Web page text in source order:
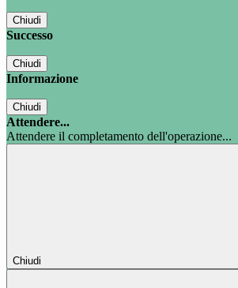
Chiudi
Successo
Chiudi
Informazione
Chiudi
Attendere...
Attendere il completamento dell'operazione...
Chiudi